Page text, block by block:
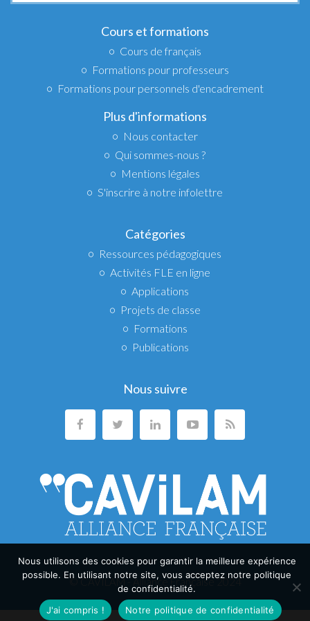
:
Cours et formations
Cours de français
Formations pour professeurs
Formations pour personnels d'encadrement
Plus d'informations
Nous contacter
Qui sommes-nous ?
Mentions légales
S'inscrire à notre infolettre
Catégories
Ressources pédagogiques
Activités FLE en ligne
Applications
Projets de classe
Formations
Publications
Nous suivre
© CAVILAM - Alliance Française 2024
Nous utilisons des cookies pour garantir la meilleure expérience
possible. En utilisant notre site, vous acceptez notre politique
de confidentialité.
J'ai compris !
Notre politique de confidentialité